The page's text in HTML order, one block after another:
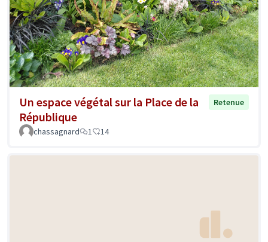
Un espace végétal sur la Place de la
République
Retenue
chassagnard 1 14